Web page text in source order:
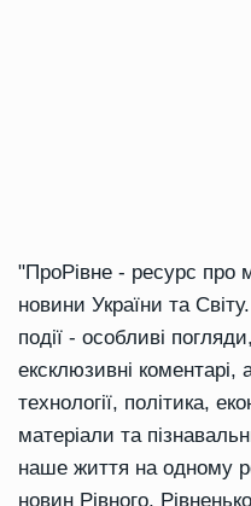
"ПроРівне - ресурс про
новини України та
події - особливі
ексклюзивні коментарі,
технології, політика,
матеріали та
наше життя на одному
новин Рівного,